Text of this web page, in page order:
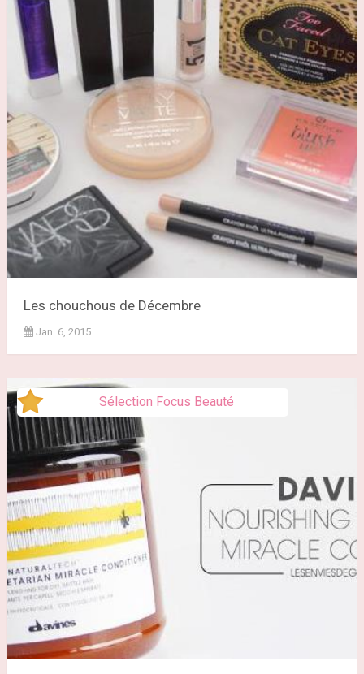
Les chouchous de Décembre
Jan. 6, 2015
Sélection Focus Beauté